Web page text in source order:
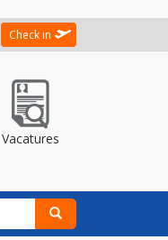
Check in
Vacatures